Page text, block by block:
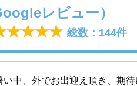
レビュー）
総数：144件
中、外でお出迎え頂き、期